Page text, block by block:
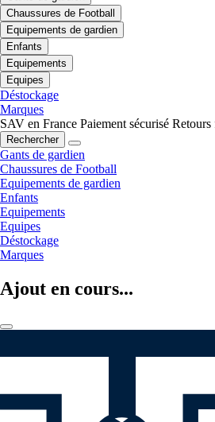
Chaussures de Football
Equipements de gardien
Enfants
Equipements
Equipes
Déstockage
Marques
SAV en France Paiement sécurisé Retours
Rechercher
Gants de gardien
Chaussures de Football
Equipements de gardien
Enfants
Equipements
Equipes
Déstockage
Marques
Ajout en cours...